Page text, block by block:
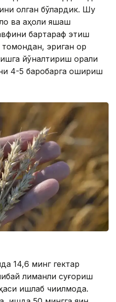
олган бўлардик. Шу
ва аҳоли яшаш
бартараф этиш
эриган қор
йўналтириш орқали
4-5 баробарга ошириш
14,6 минг гектар
лиманли суғориш
ишлаб чиқилмоқда.